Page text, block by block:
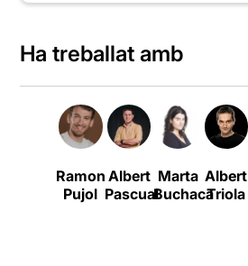
Ha treballat amb
Ramon
Pujol
Albert
Pascual
Marta
Buchaca
Albert
Triola